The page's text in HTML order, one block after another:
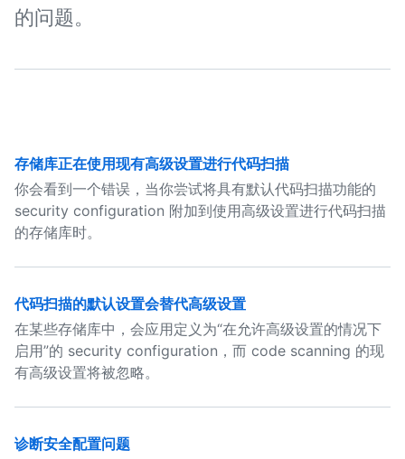
的问题。
存储库正在使用现有高级设置进行代码扫描
你会看到一个错误，当你尝试将具有默认代码扫描功能的
security configuration 附加到使用高级设置进行代码扫描
的存储库时。
代码扫描的默认设置会替代高级设置
在某些存储库中，会应用定义为“在允许高级设置的情况下
启用”的 security configuration，而 code scanning 的现
有高级设置将被忽略。
诊断安全配置问题